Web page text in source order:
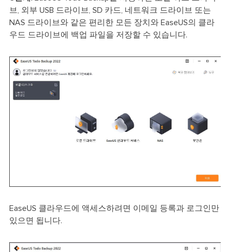
브, 외부 USB 드라이브, SD 카드, 네트워크 드라이브 또는
NAS 드라이브와 같은 편리한 모든 장치와 EaseUS의 클라
우드 드라이브에 백업 파일을 저장할 수 있습니다.
EaseUS 클라우드에 액세스하려면 이메일 등록과 로그인만
있으면 됩니다.